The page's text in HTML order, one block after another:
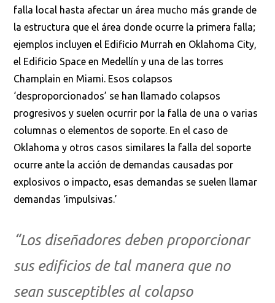
falla local hasta afectar un área mucho más grande de
la estructura que el área donde ocurre la primera falla;
ejemplos incluyen el Edificio Murrah en Oklahoma City,
el Edificio Space en Medellín y una de las torres
Champlain en Miami. Esos colapsos
‘desproporcionados’ se han llamado colapsos
progresivos y suelen ocurrir por la falla de una o varias
columnas o elementos de soporte. En el caso de
Oklahoma y otros casos similares la falla del soporte
ocurre ante la acción de demandas causadas por
explosivos o impacto, esas demandas se suelen llamar
demandas ‘impulsivas.’
“Los diseñadores deben proporcionar
sus edificios de tal manera que no
sean susceptibles al colapso